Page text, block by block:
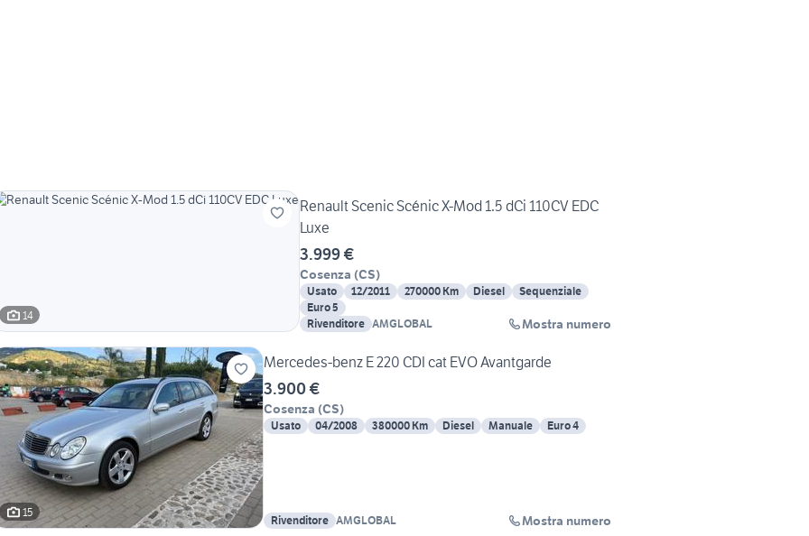
14
Renault Scenic Scénic X-Mod 1.5 dCi 110CV EDC
Luxe
3.999 €
Cosenza (CS)
Usato 12/2011 270000 Km Diesel
Sequenziale
Euro 5
Rivenditore AMGLOBAL Mostra numero
15
Mercedes-benz E 220 CDI cat EVO Avantgarde
3.900 €
Cosenza (CS)
Usato 04/2008 380000 Km Diesel Manuale Euro 4
Rivenditore AMGLOBAL Mostra numero